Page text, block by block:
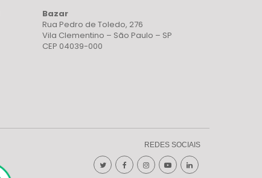
Bazar
Rua Pedro de Toledo, 276
Vila Clementino – São Paulo – SP
CEP 04039-000
REDES SOCIAIS